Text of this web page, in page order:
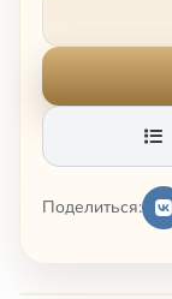
Поделиться: